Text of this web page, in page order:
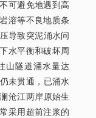
可避免地遇到高
溶等不良地质条
导致突泥涌水问
水平衡和破坏周
山隧道涌水量达
未贯通，已涌水
沧江两岸原始生
采用超前注浆的